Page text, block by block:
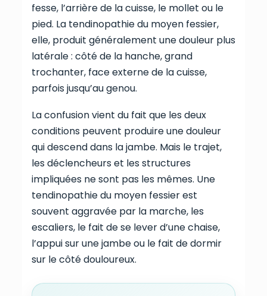
fesse, l’arrière de la cuisse, le mollet ou le
pied. La tendinopathie du moyen fessier,
elle, produit généralement une douleur plus
latérale : côté de la hanche, grand
trochanter, face externe de la cuisse,
parfois jusqu’au genou.
La confusion vient du fait que les deux
conditions peuvent produire une douleur
qui descend dans la jambe. Mais le trajet,
les déclencheurs et les structures
impliquées ne sont pas les mêmes. Une
tendinopathie du moyen fessier est
souvent aggravée par la marche, les
escaliers, le fait de se lever d’une chaise,
l’appui sur une jambe ou le fait de dormir
sur le côté douloureux.